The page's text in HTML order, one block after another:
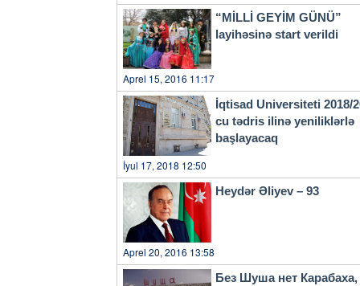
“MİLLİ GEYİM GÜNÜ”
layihəsinə start verildi
Aprel 15, 2016 11:17
İqtisad Universiteti 2018/
cu tədris ilinə yeniliklərlə
başlayacaq
İyul 17, 2018 12:50
Heydər Əliyev – 93
Aprel 20, 2016 13:58
Без Шуша нет Карабаха,